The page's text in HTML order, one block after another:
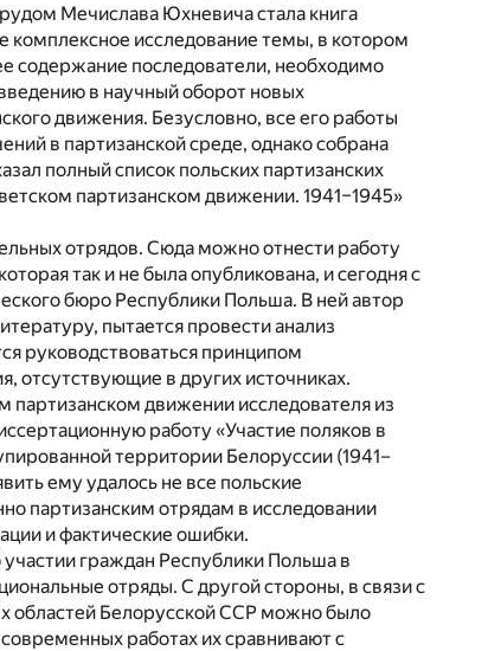
Мечислава Юхневича стала книга
комплексное исследование темы, в котором
содержание последователи, необходимо
в научный оборот новых
движения. Безусловно, все его работы
в партизанской среде, однако собрана
полный список польских партизанских
партизанском движении. 1941–1945»
отрядов. Сюда можно отнести работу
так и не была опубликована, и сегодня с
бюро Республики Польша. В ней автор
пытается провести анализ
руководствоваться принципом
отсутствующие в других источниках.
партизанском движении исследователя из
работу «Участие поляков в
территории Белоруссии (1941–
ему удалось не все польские
партизанским отрядам в исследовании
и фактические ошибки.
граждан Республики Польша в
отряды. С другой стороны, в связи с
областей Белорусской ССР можно было
работах их сравнивают с